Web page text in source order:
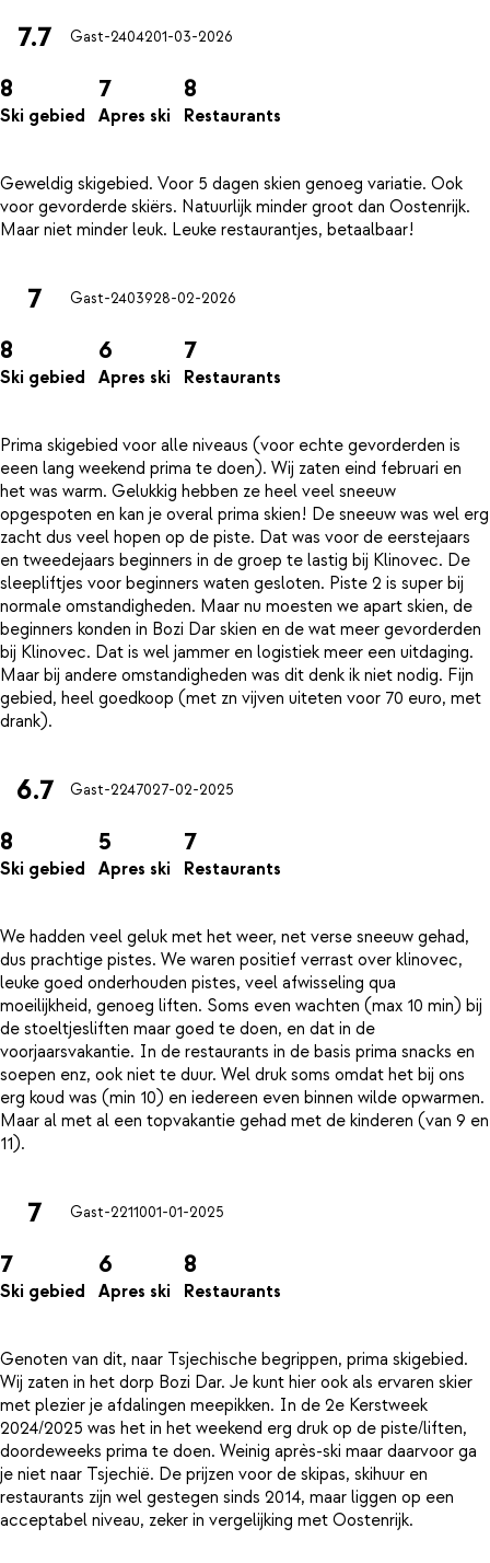
7.7 Gast-2404201-03-2026
8
Ski gebied
7
Apres ski
8
Restaurants
Geweldig skigebied. Voor 5 dagen skien genoeg variatie. Ook
voor gevorderde skiërs. Natuurlijk minder groot dan Oostenrijk.
7 Gast-2403928-02-2026
8
Ski gebied
6
Apres ski
7
Restaurants
Prima skigebied voor alle niveaus (voor echte gevorderden is
eeen lang weekend prima te doen). Wij zaten eind februari en
het was warm. Gelukkig hebben ze heel veel sneeuw
opgespoten en kan je overal prima skien! De sneeuw was wel erg
zacht dus veel hopen op de piste. Dat was voor de eerstejaars
en tweedejaars beginners in de groep te lastig bij Klinovec. De
sleepliftjes voor beginners waten gesloten. Piste 2 is super bij
normale omstandigheden. Maar nu moesten we apart skien, de
beginners konden in Bozi Dar skien en de wat meer gevorderden
bij Klinovec. Dat is wel jammer en logistiek meer een uitdaging.
Maar bij andere omstandigheden was dit denk ik niet nodig. Fijn
gebied, heel goedkoop (met zn vijven uiteten voor 70 euro, met
6.7 Gast-2247027-02-2025
8
Ski gebied
5
Apres ski
7
Restaurants
We hadden veel geluk met het weer, net verse sneeuw gehad,
dus prachtige pistes. We waren positief verrast over klinovec,
leuke goed onderhouden pistes, veel afwisseling qua
moeilijkheid, genoeg liften. Soms even wachten (max 10 min) bij
de stoeltjesliften maar goed te doen, en dat in de
voorjaarsvakantie. In de restaurants in de basis prima snacks en
soepen enz, ook niet te duur. Wel druk soms omdat het bij ons
erg koud was (min 10) en iedereen even binnen wilde opwarmen.
Maar al met al een topvakantie gehad met de kinderen (van 9 en
7 Gast-2211001-01-2025
7
Ski gebied
6
Apres ski
8
Restaurants
Genoten van dit, naar Tsjechische begrippen, prima skigebied.
Wij zaten in het dorp Bozi Dar. Je kunt hier ook als ervaren skier
met plezier je afdalingen meepikken. In de 2e Kerstweek
2024/2025 was het in het weekend erg druk op de piste/liften,
doordeweeks prima te doen. Weinig après-ski maar daarvoor ga
je niet naar Tsjechië. De prijzen voor de skipas, skihuur en
restaurants zijn wel gestegen sinds 2014, maar liggen op een